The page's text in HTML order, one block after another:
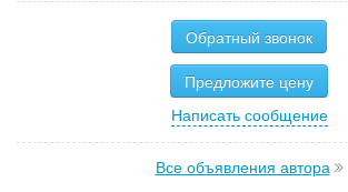
Обратный звонок
Предложите цену
Написать сообщение
Все объявления автора